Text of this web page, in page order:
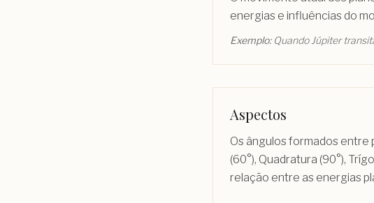
energias e influências do
Exemplo: Quando Júpiter
Aspectos
Os ângulos formados entre
(60°), Quadratura (90°),
relação entre as energias